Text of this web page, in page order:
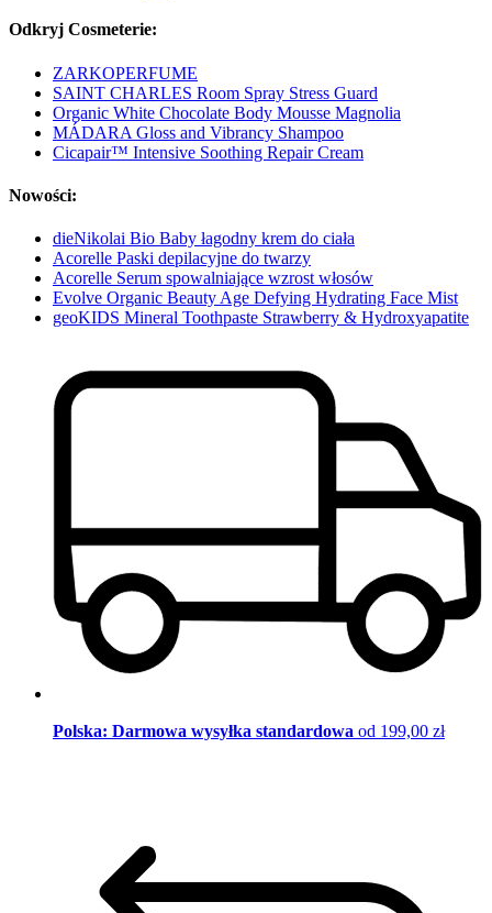
Odkryj Cosmeterie:
ZARKOPERFUME
SAINT CHARLES Room Spray Stress Guard
Organic White Chocolate Body Mousse Magnolia
MÁDARA Gloss and Vibrancy Shampoo
Cicapair™ Intensive Soothing Repair Cream
Nowości:
dieNikolai Bio Baby łagodny krem do ciała
Acorelle Paski depilacyjne do twarzy
Acorelle Serum spowalniające wzrost włosów
Evolve Organic Beauty Age Defying Hydrating Face Mist
geoKIDS Mineral Toothpaste Strawberry & Hydroxyapatite
Polska: Darmowa wysyłka standardowa od 199,00 zł